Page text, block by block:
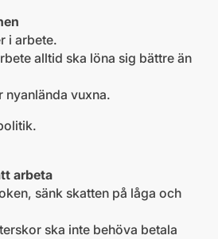
i arbete.
alltid ska löna sig bättre än
nyanlända vuxna.
arbeta
sänk skatten på låga och
ska inte behöva betala